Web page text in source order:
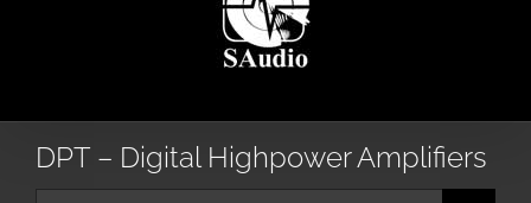
DPT – Digital Highpower Amplifiers